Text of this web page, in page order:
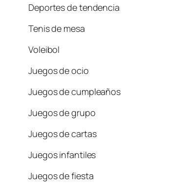
Deportes de tendencia
Tenis de mesa
Voleibol
Juegos de ocio
Juegos de cumpleaños
Juegos de grupo
Juegos de cartas
Juegos infantiles
Juegos de fiesta